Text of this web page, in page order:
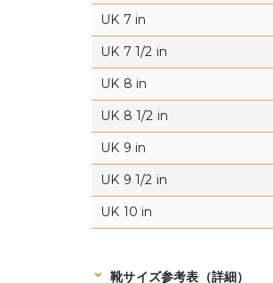
UK 7 in
UK 7 1/2 in
UK 8 in
UK 8 1/2 in
UK 9 in
UK 9 1/2 in
UK 10 in
靴サイズ参考表（詳細）